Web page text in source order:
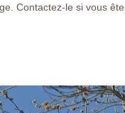
Contactez-le si vous